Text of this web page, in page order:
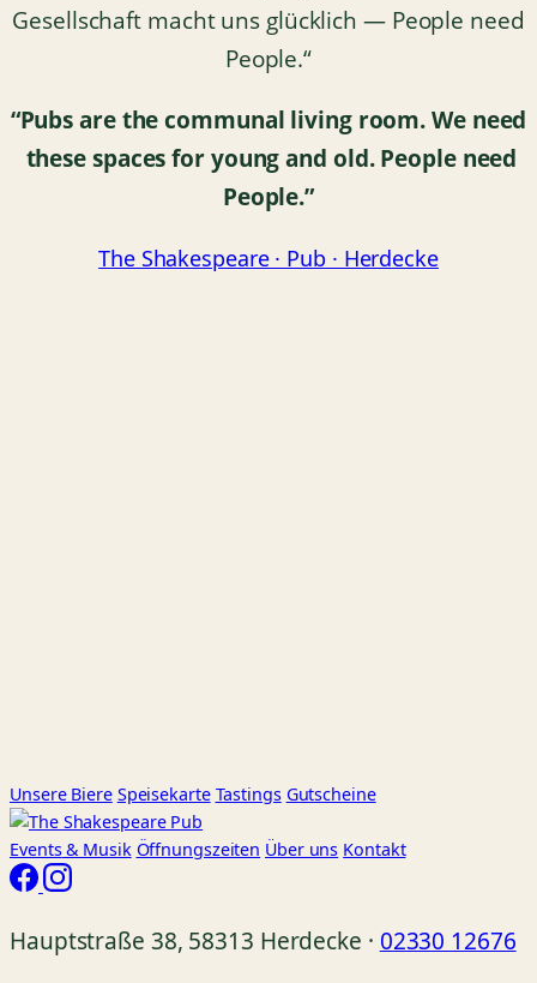
Gesellschaft macht uns glücklich — People need
People.“
“Pubs are the communal living room.We need
these spaces for young and old.People need
People.”
The Shakespeare · Pub · Herdecke
Unsere Biere Speisekarte Tastings Gutscheine
Events& Musik Öffnungszeiten Über uns Kontakt
Hauptstraße 38, 58313 Herdecke · 02330 12676